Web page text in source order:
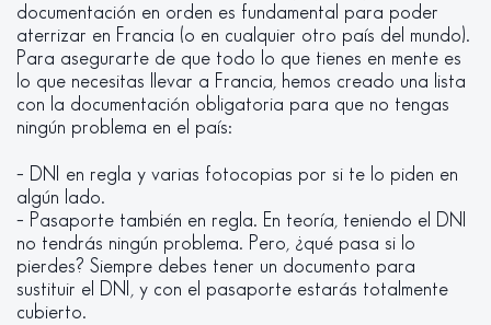
documentación en orden es fundamental para poder
aterrizar en Francia (o en cualquier otro país del mundo).
Para asegurarte de que todo lo que tienes en mente es
lo que necesitas llevar a Francia, hemos creado una lista
con la documentación obligatoria para que no tengas
ningún problema en el país:
– DNI en regla y varias fotocopias por si te lo piden en
algún lado.
– Pasaporte también en regla. En teoría, teniendo el DNI
no tendrás ningún problema. Pero, ¿qué pasa si lo
pierdes? Siempre debes tener un documento para
sustituir el DNI, y con el pasaporte estarás totalmente
cubierto.